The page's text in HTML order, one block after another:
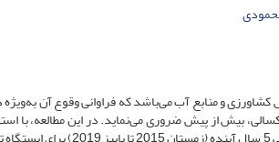
کشاورزی و منابع آب می‌باشد که فراوانی وقوع آن